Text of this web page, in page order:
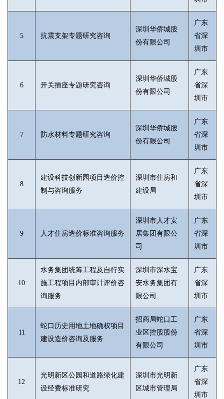
5 抗震支架专题研究咨询
深圳华侨城股
份有限公司
广东
省深
圳市
6 开关插座专题研究咨询
深圳华侨城股
份有限公司
广东
省深
圳市
7 防水材料专题研究咨询
深圳华侨城股
份有限公司
广东
省深
圳市
8
建设科技创新园项目造价控
制与咨询服务
深圳市住房和
建设局
广东
省深
圳市
9 人才住房造价标准咨询服务
深圳市人才安
居集团有限公
司
广东
省深
圳市
10
水务集团统筹工程及自行实
施工程项目内部审计评价咨
询服务
深圳市深水宝
安水务集团有
限公司
广东
省深
圳市
11
蛇口历史用地土地确权项目
建设造价咨询及服务
招商局蛇口工
业区控股股份
有限公司
广东
省深
圳市
12
光明新区公园和道路绿化建
设经费标准研究
深圳市光明新
区城市管理局
广东
省深
圳市